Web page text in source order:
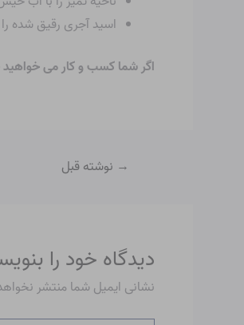
اسید آجری رقیق شده
اگر شما کسب و کار می خواهید
→ نوشته قبل
دیدگاه‌ خود را
نشانی ایمیل شما منتشر